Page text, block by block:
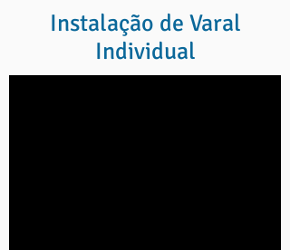
Instalação de Varal
Individual